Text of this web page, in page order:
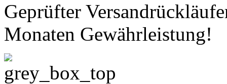
Geprüfter
Monaten Gewährleistung!